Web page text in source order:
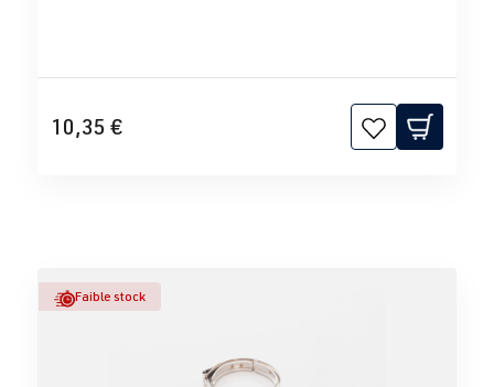
10,35 €
Faible stock